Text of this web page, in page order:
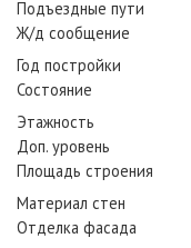
Подъездные пути
Ж/д сообщение
Год постройки
Состояние
Этажность
Доп. уровень
Площадь строения
Материал стен
Отделка фасада